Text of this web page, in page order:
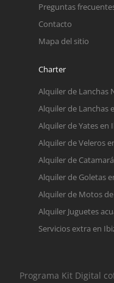
Preguntas
Contacto
Mapa del sitio
Charter
Alquiler de Lanchas
Alquiler de Lanchas
Alquiler de Yates en
Alquiler de Veleros
Alquiler de
Alquiler de Goletas
Alquiler de Motos
Alquiler Juguetes
Servicios extra en
Programa Kit Digital